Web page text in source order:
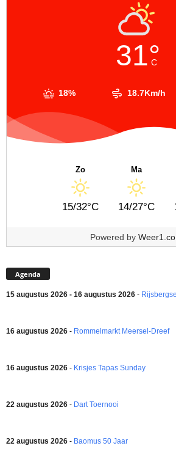
31°
C
18% 18.7Km/h
Zo
15/32°C
Ma
14/27°C
Powered by
Agenda
15 augustus 2026 - 16 augustus 2026 -
16 augustus 2026 - Rommelmarkt Meersel-Dreef
16 augustus 2026 - Krisjes Tapas Sunday
22 augustus 2026 - Dart Toernooi
22 augustus 2026 - Baomus 50 Jaar